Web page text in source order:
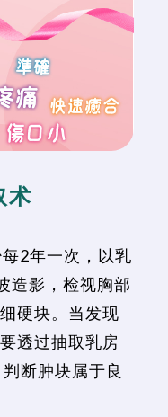
术
2年一次，以乳
造影，检视胸部
硬块。当发现
透过抽取乳房
断肿块属于良